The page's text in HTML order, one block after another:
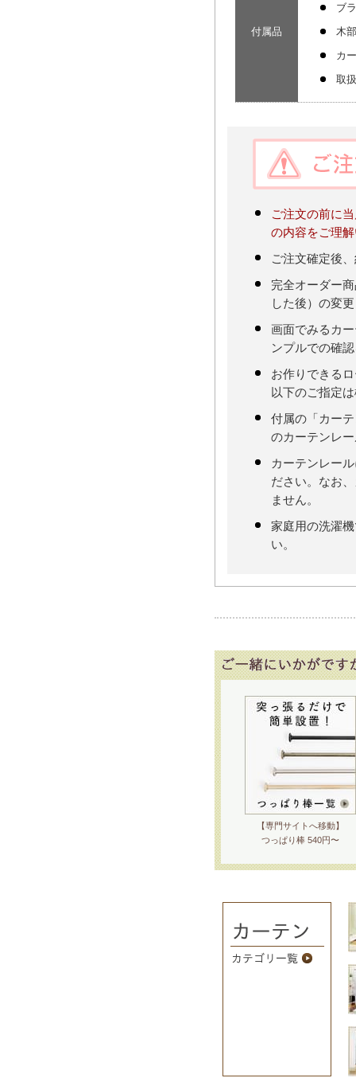
付属品
ブ
木
カ
取
ご注文の前に
の内容をご理
ご注文確定後
完全オーダー
した後）の変
画面でみるカ
ンプルでの確
お作りできる
以下のご指定
付属の「カー
のカーテンレ
カーテンレー
ださい。なお
ません。
家庭用の洗濯
い。
【専門サイトへ移動】
つっぱり棒 540円〜